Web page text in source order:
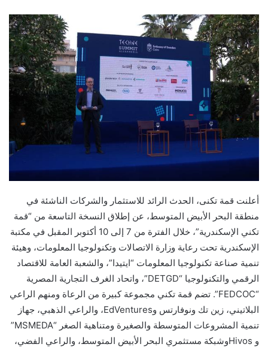
إلكترونيا
أعلنت قمة تكنى، الحدث الرائد للاستثمار والشركات الناشئة في
منطقة البحر الأبيض المتوسط، عن إطلاق النسخة التاسعة من “قمة
تكني الإسكندرية”، خلال الفترة من 7 إلى 10 أكتوبر المقبل في مكتبة
الإسكندرية تحت رعاية وزارة الاتصالات وتكنولوجيا المعلومات، وهيئة
تنمية صناعة تكنولوجيا المعلومات “ايتيدا”، والشعبة العامة للاقتصاد
الرقمي والتكنولوجيا “DETGD”، واتحاد الغرف التجارية المصرية
“FEDCOC”. تضم قمة تكني مجموعة كبيرة من الرعاة ومنهم الراعي
البلاتيني، زين تك ونوفارتس وEdVentures، والراعي الذهبي، جهاز
تنمية المشروعات المتوسطة والصغيرة ومتناهية الصغر “MSMEDA”
و Hivosوشبكة مستثمري البحر الأبيض المتوسط، والراعي الفضي،